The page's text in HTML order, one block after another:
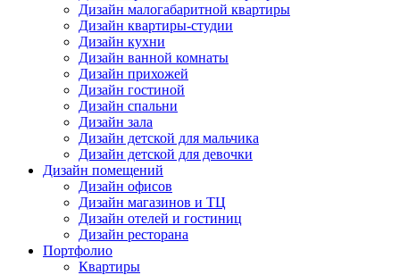
Дизайн малогабаритной квартиры
Дизайн квартиры-студии
Дизайн кухни
Дизайн ванной комнаты
Дизайн прихожей
Дизайн гостиной
Дизайн спальни
Дизайн зала
Дизайн детской для мальчика
Дизайн детской для девочки
Дизайн помещений
Дизайн офисов
Дизайн магазинов и ТЦ
Дизайн отелей и гостиниц
Дизайн ресторана
Портфолио
Квартиры